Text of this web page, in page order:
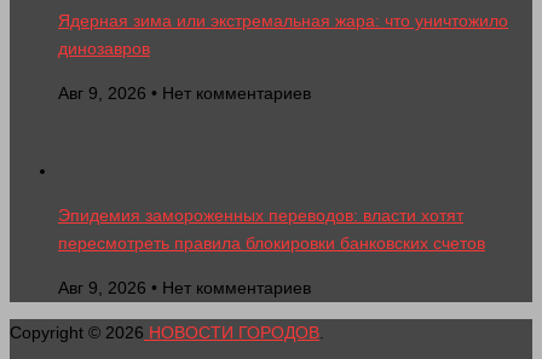
Ядерная зима или экстремальная жара: что уничтожило
динозавров
Авг 9, 2026 • Нет комментариев
Эпидемия замороженных переводов: власти хотят
пересмотреть правила блокировки банковских счетов
Авг 9, 2026 • Нет комментариев
Copyright © 2026 НОВОСТИ ГОРОДОВ.